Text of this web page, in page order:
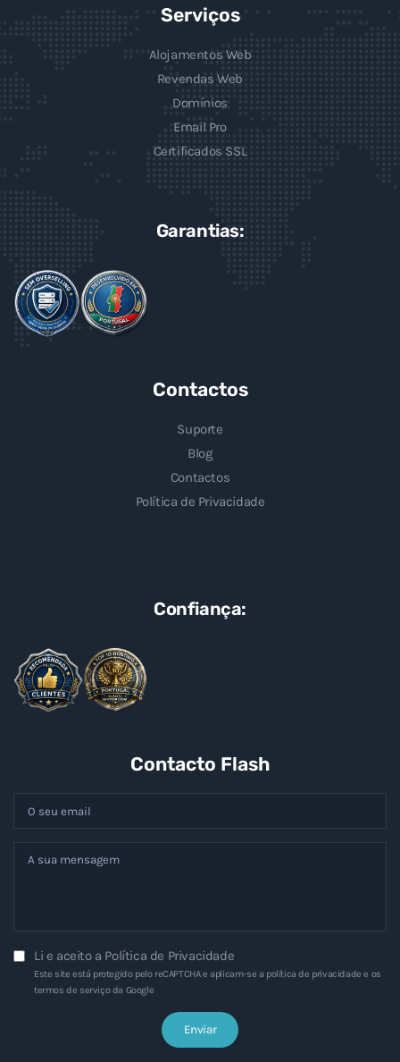
Serviços
Alojamentos Web
Revendas Web
Domínios
Email Pro
Certificados SSL
Garantias:
Contactos
Suporte
Blog
Contactos
Política de Privacidade
Confiança:
Contacto Flash
Li e aceito a Política de Privacidade
Este site está protegido pelo reCAPTCHA e aplicam-se a política de privacidade e os
termos de serviçoda Google
Enviar